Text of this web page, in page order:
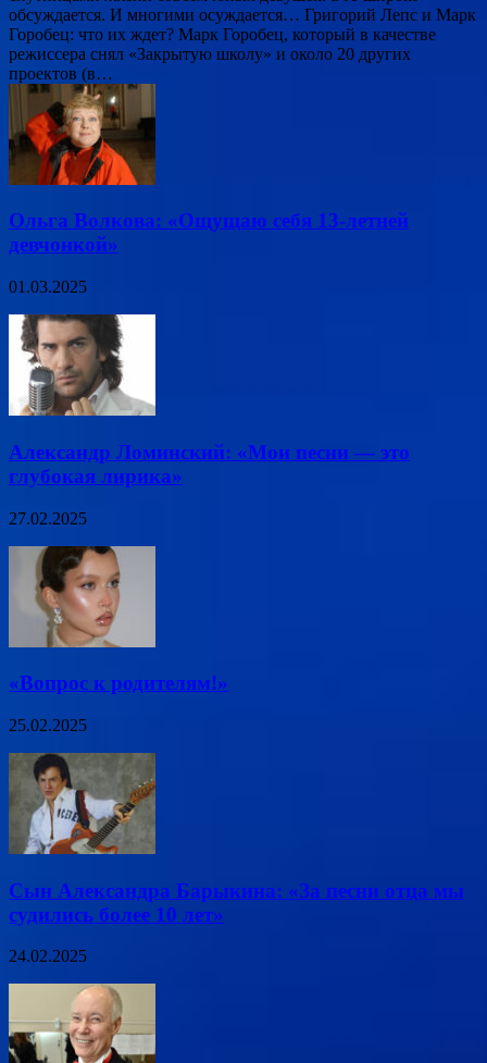
обсуждается. И многими осуждается… Григорий Лепс и Марк
Горобец: что их ждет? Марк Горобец, который в качестве
режиссера снял «Закрытую школу» и около 20 других
проектов (в…
Ольга Волкова: «Ощущаю себя 13-летней
девчонкой»
01.03.2025
Александр Ломинский: «Мои песни — это
глубокая лирика»
27.02.2025
«Вопрос к родителям!»
25.02.2025
Сын Александра Барыкина: «За песни отца мы
судились более 10 лет»
24.02.2025